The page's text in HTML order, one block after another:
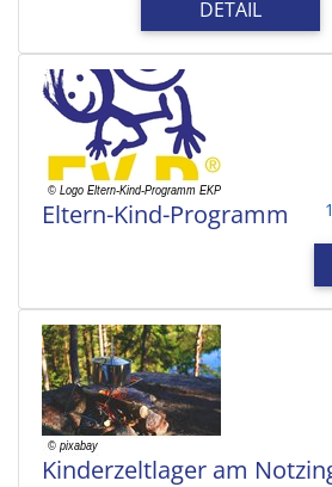
DETAIL
Eltern-Kind-Programm
Kinderzeltlager am